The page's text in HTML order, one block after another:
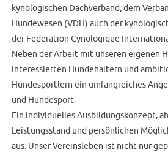
kynologischen Dachverband, dem
Hundewesen (VDH) auch der
der Federation Cynologique
Neben der Arbeit mit unseren eigenen
interessierten Hundehaltern und
Hundesportlern ein umfangreiches
und Hundesport.
Ein individuelles Ausbildungskonzept,
Leistungsstand und persönlichen
aus. Unser Vereinsleben ist nicht nur